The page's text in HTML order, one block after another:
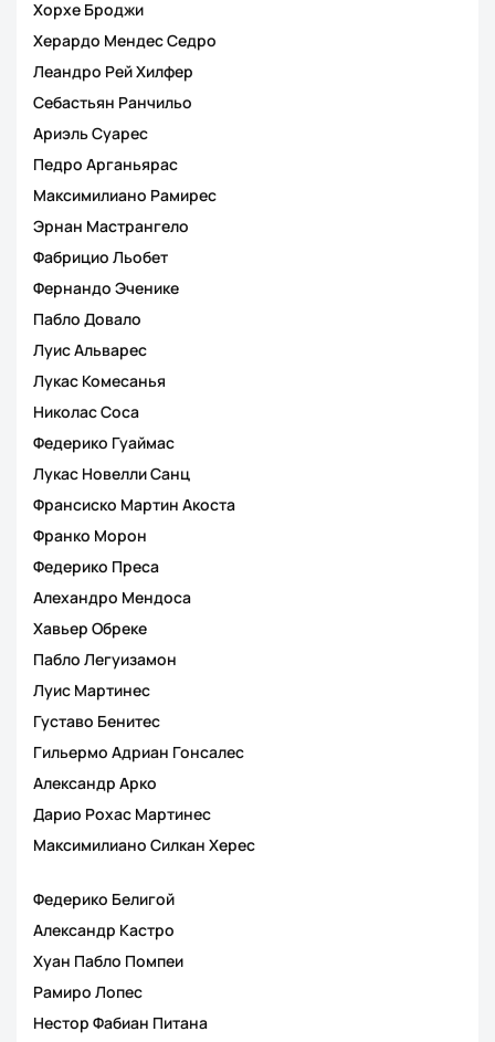
Хорхе Броджи
Херардо Мендес Седро
Леандро Рей Хилфер
Себастьян Ранчильо
Ариэль Суарес
Педро Арганьярас
Максимилиано Рамирес
Эрнан Мастрангело
Фабрицио Льобет
Фернандо Эченике
Пабло Довало
Луис Альварес
Лукас Комесанья
Николас Соса
Федерико Гуаймас
Лукас Новелли Санц
Франсиско Мартин Акоста
Франко Морон
Федерико Преса
Алехандро Мендоса
Хавьер Обреке
Пабло Легуизамон
Луис Мартинес
Густаво Бенитес
Гильермо Адриан Гонсалес
Александр Арко
Дарио Рохас Мартинес
Максимилиано Силкан Херес
Федерико Белигой
Александр Кастро
Хуан Пабло Помпеи
Рамиро Лопес
Нестор Фабиан Питана